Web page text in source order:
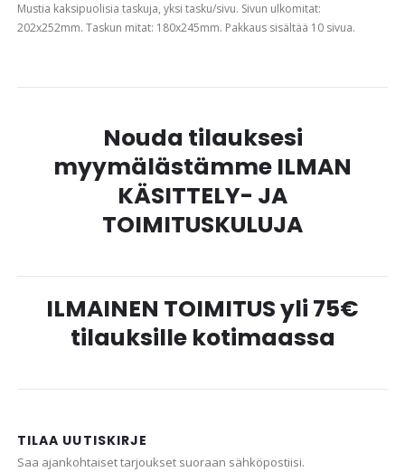
Mustia kaksipuolisia taskuja, yksi tasku/sivu. Sivun ulkomitat:
202x252mm. Taskun mitat: 180x245mm. Pakkaus sisältää 10 sivua.
Nouda tilauksesi
myymälästämme ILMAN
KÄSITTELY- JA
TOIMITUSKULUJA
ILMAINEN TOIMITUS yli 75€
tilauksille kotimaassa
TILAA UUTISKIRJE
Saa ajankohtaiset tarjoukset suoraan sähköpostiisi.